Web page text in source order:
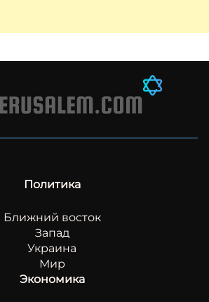
Политика
Ближний восток
Запад
Украина
Мир
Экономика